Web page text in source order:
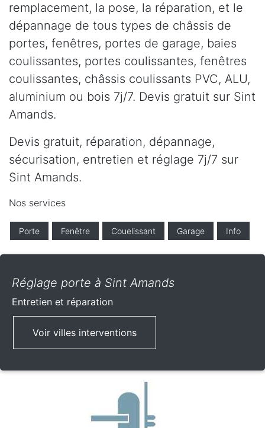
remplacement, la pose, la réparation, et le
dépannage de tous types de châssis de
portes, fenêtres, portes de garage, baies
coulissantes, portes coulissantes, fenêtres
coulissantes, châssis coulissants PVC, ALU,
aluminium ou bois 7j/7. Devis gratuit sur Sint
Amands.
Devis gratuit, réparation, dépannage,
sécurisation, entretien et réglage 7j/7 sur
Sint Amands.
Nos services
Porte Fenêtre Couelissant Garage Info
Réglage porte à Sint Amands
Entretien et réparation
Voir villes interventions